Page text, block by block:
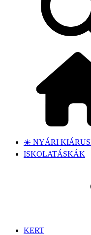
☀️ NYÁRI
ISKOLATÁSKÁK
KERT